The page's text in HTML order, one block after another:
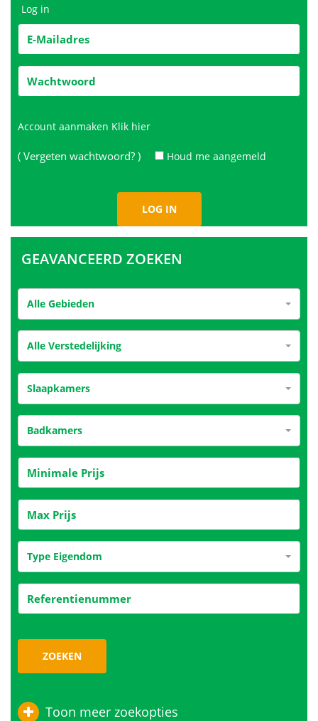
Log in
Account aanmaken Klik hier
( Vergeten wachtwoord? ) Houd me aangemeld
GEAVANCEERD ZOEKEN
Alle Gebieden
Alle Verstedelijking
Slaapkamers
Badkamers
Type Eigendom
ZOEKEN
Toon meer zoekopties